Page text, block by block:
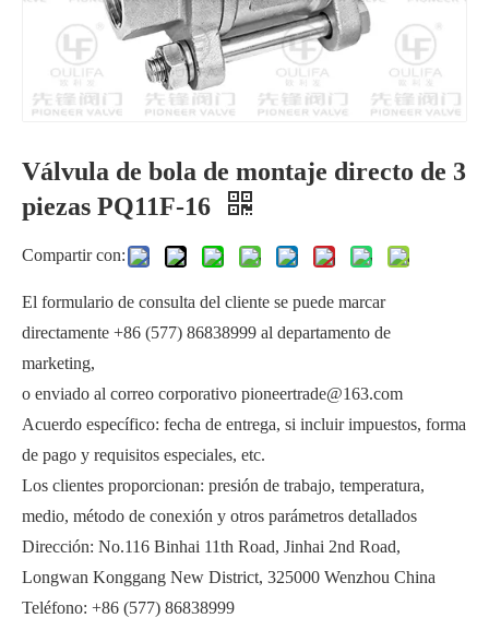
Válvula de bola roscada 1000PSI PQ11F
Válvula de bola de alta presión 2000PSI Válvula de bola 1000PSI PQ6C1F
Válvula de bola de montaje directo de 3
piezas PQ11F-16
Compartir con:
El formulario de consulta del cliente se puede marcar
directamente +86 (577) 86838999 al departamento de
marketing,
o enviado al correo corporativo pioneertrade@163.com
Acuerdo específico: fecha de entrega, si incluir impuestos, forma
de pago y requisitos especiales, etc.
Los clientes proporcionan: presión de trabajo, temperatura,
medio, método de conexión y otros parámetros detallados
Dirección: No.116 Binhai 11th Road, Jinhai 2nd Road,
Longwan Konggang New District, 325000 Wenzhou China
Teléfono: +86 (577) 86838999